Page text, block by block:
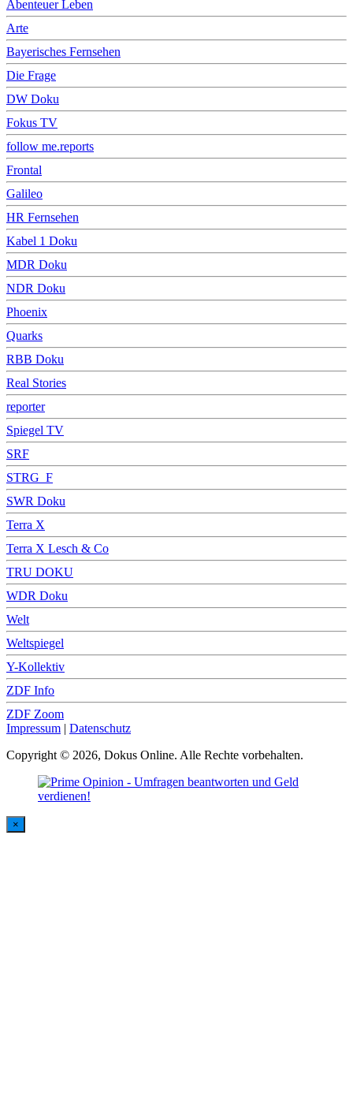
Abenteuer Leben
Arte
Bayerisches Fernsehen
Die Frage
DW Doku
Fokus TV
follow me.reports
Frontal
Galileo
HR Fernsehen
Kabel 1 Doku
MDR Doku
NDR Doku
Phoenix
Quarks
RBB Doku
Real Stories
reporter
Spiegel TV
SRF
STRG_F
SWR Doku
Terra X
Terra X Lesch & Co
TRU DOKU
WDR Doku
Welt
Weltspiegel
Y-Kollektiv
ZDF Info
ZDF Zoom
Impressum | Datenschutz
Copyright © 2026, Dokus Online. Alle Rechte vorbehalten.
×